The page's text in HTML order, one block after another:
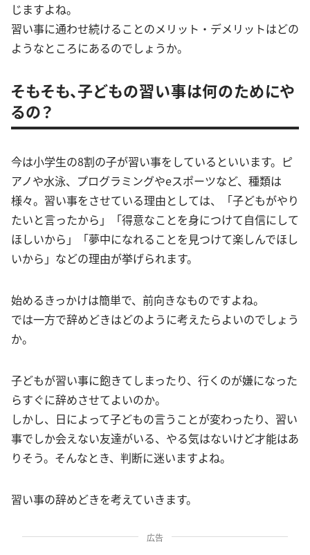
じますよね。
習い事に通わせ続けることのメリット・デメリットはどの
ようなところにあるのでしょうか。
そもそも、子どもの習い事は何のためにや
るの？
今は小学生の8割の子が習い事をしているといいます。ピ
アノや水泳、プログラミングやeスポーツなど、種類は
様々。習い事をさせている理由としては、「子どもがやり
たいと言ったから」「得意なことを身につけて自信にして
ほしいから」「夢中になれることを見つけて楽しんでほし
いから」などの理由が挙げられます。
始めるきっかけは簡単で、前向きなものですよね。
では一方で辞めどきはどのように考えたらよいのでしょう
か。
子どもが習い事に飽きてしまったり、行くのが嫌になった
らすぐに辞めさせてよいのか。
しかし、日によって子どもの言うことが変わったり、習い
事でしか会えない友達がいる、やる気はないけど才能はあ
りそう。そんなとき、判断に迷いますよね。
習い事の辞めどきを考えていきます。
広告